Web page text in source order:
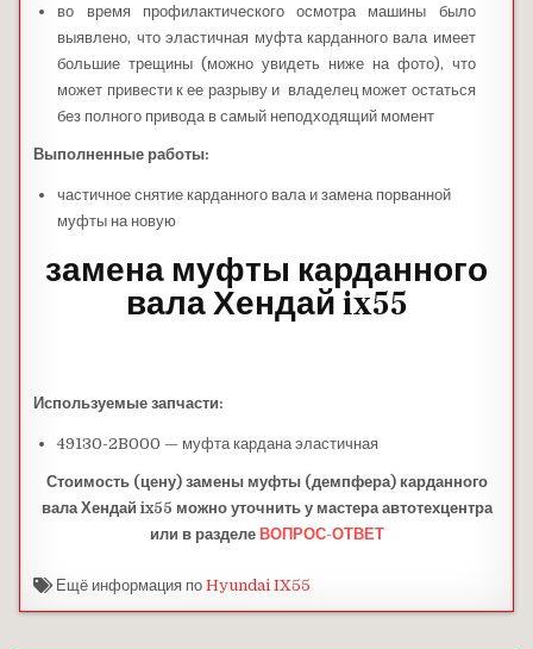
во время профилактического осмотра машины было
выявлено, что эластичная муфта карданного вала имеет
большие трещины (можно увидеть ниже на фото), что
может привести к ее разрыву и владелец может остаться
без полного привода в самый неподходящий момент
Выполненные работы:
частичное снятие карданного вала и замена порванной
муфты на новую
замена муфты карданного
вала Хендай ix55
Используемые запчасти:
49130-2B000 — муфта кардана эластичная
Стоимость (цену) замены муфты (демпфера) карданного
вала Хендай ix55 можно уточнить у мастера автотехцентра
или в разделе ВОПРОС-ОТВЕТ
Ещё информация поHyundai IX55